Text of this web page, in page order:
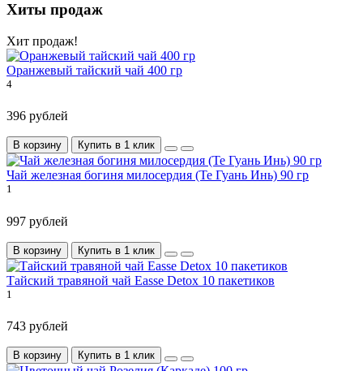
Хиты продаж
Хит продаж!
Оранжевый тайский чай 400 гр
4
396 рублей
В корзину Купить в 1 клик
Чай железная богиня милосердия (Те Гуань Инь) 90 гр
1
997 рублей
В корзину Купить в 1 клик
Тайский травяной чай Easse Detox 10 пакетиков
1
743 рублей
В корзину Купить в 1 клик